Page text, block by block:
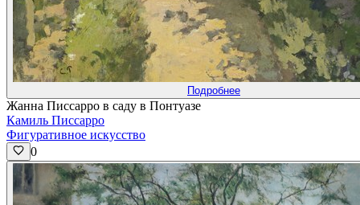
Подробнее
Жанна Писсарро в саду в Понтуазе
Камиль Писсарро
Фигуративное искусство
0